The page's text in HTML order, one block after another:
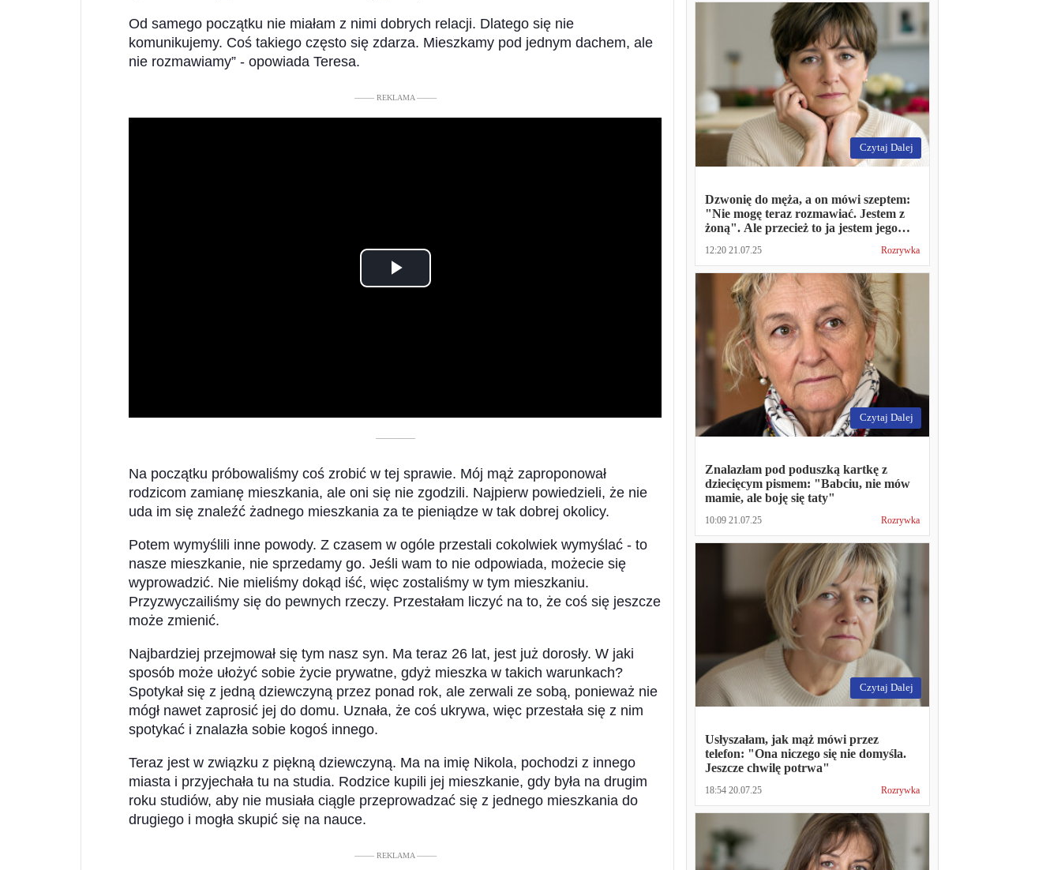
Od samego początku nie miałam z nimi dobrych relacji. Dlatego się nie
komunikujemy. Coś takiego często się zdarza. Mieszkamy pod jednym dachem, ale
nie rozmawiamy” - opowiada Teresa.
––––– REKLAMA –––––
Play
––––––––––
Na początku próbowaliśmy coś zrobić w tej sprawie. Mój mąż zaproponował
rodzicom zamianę mieszkania, ale oni się nie zgodzili. Najpierw powiedzieli, że nie
uda im się znaleźć żadnego mieszkania za te pieniądze w tak dobrej okolicy.
Potem wymyślili inne powody. Z czasem w ogóle przestali cokolwiek wymyślać - to
nasze mieszkanie, nie sprzedamy go. Jeśli wam to nie odpowiada, możecie się
wyprowadzić. Nie mieliśmy dokąd iść, więc zostaliśmy w tym mieszkaniu.
Przyzwyczailiśmy się do pewnych rzeczy. Przestałam liczyć na to, że coś się jeszcze
może zmienić.
Najbardziej przejmował się tym nasz syn. Ma teraz 26 lat, jest już dorosły. W jaki
sposób może ułożyć sobie życie prywatne, gdyż mieszka w takich warunkach?
Spotykał się z jedną dziewczyną przez ponad rok, ale zerwali ze sobą, ponieważ nie
mógł nawet zaprosić jej do domu. Uznała, że coś ukrywa, więc przestała się z nim
spotykać i znalazła sobie kogoś innego.
Teraz jest w związku z piękną dziewczyną. Ma na imię Nikola, pochodzi z innego
miasta i przyjechała tu na studia. Rodzice kupili jej mieszkanie, gdy była na drugim
roku studiów, aby nie musiała ciągle przeprowadzać się z jednego mieszkania do
drugiego i mogła skupić się na nauce.
––––– REKLAMA –––––
Czytaj Dalej
Dzwonię do męża, a on mówi szeptem:
"Nie mogę teraz rozmawiać. Jestem z
żoną". Ale przecież to ja jestem jego
12:20 21.07.25 Rozrywka
Czytaj Dalej
Znalazłam pod poduszką kartkę z
dziecięcym pismem: "Babciu, nie mów
mamie, ale boję się taty"
10:09 21.07.25 Rozrywka
Czytaj Dalej
Usłyszałam, jak mąż mówi przez
telefon: "Ona niczego się nie domyśla.
Jeszcze chwilę potrwa"
18:54 20.07.25 Rozrywka